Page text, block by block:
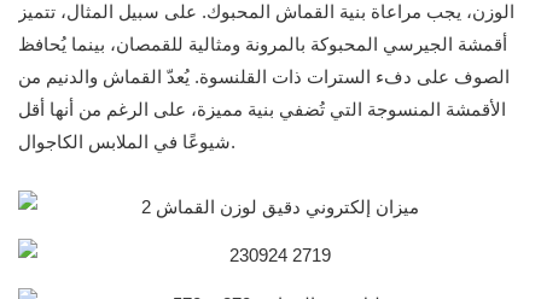
الوزن، يجب مراعاة بنية القماش المحبوك. على سبيل المثال، تتميز
أقمشة الجيرسي المحبوكة بالمرونة ومثالية للقمصان، بينما يُحافظ
الصوف على دفء السترات ذات القلنسوة. يُعدّ القماش والدنيم من
الأقمشة المنسوجة التي تُضفي بنية مميزة، على الرغم من أنها أقل
شيوعًا في الملابس الكاجوال.